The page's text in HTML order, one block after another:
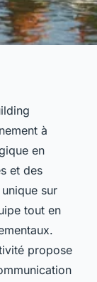
:
à
en
et des
sur
tout en
propose